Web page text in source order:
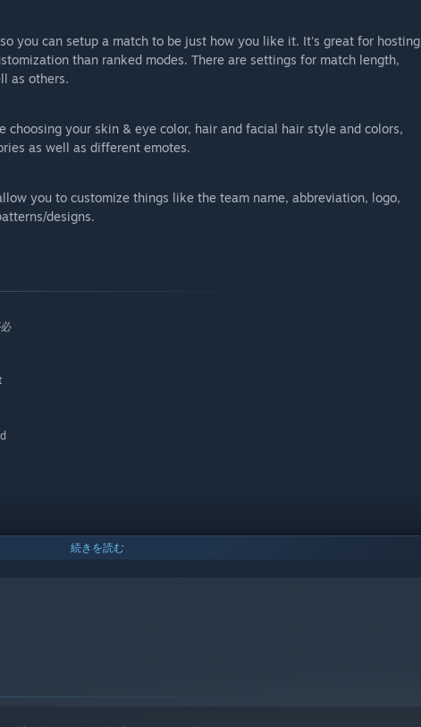
you can setup a match to be just how you like it. It's great for hosting
than ranked modes. There are settings for match length,
as others.
your skin & eye color, hair and facial hair style and colors,
as well as different emotes.
you to customize things like the team name, abbreviation, logo,
designs.
続きを読む